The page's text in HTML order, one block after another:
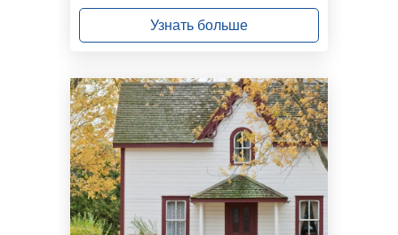
Узнать больше